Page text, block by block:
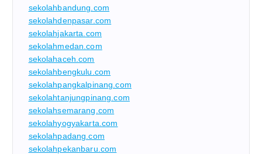
sekolahbandung.com
sekolahdenpasar.com
sekolahjakarta.com
sekolahmedan.com
sekolahaceh.com
sekolahbengkulu.com
sekolahpangkalpinang.com
sekolahtanjungpinang.com
sekolahsemarang.com
sekolahyogyakarta.com
sekolahpadang.com
sekolahpekanbaru.com